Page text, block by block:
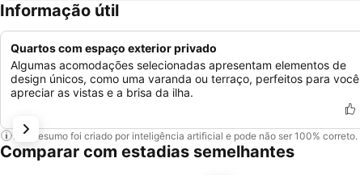
Informação útil
Quartos com espaço exterior privado
Algumas acomodações selecionadas apresentam elementos de
design únicos, como uma varanda ou terraço, perfeitos para você
apreciar as vistas e a brisa da ilha.
Este resumo foi criado por inteligência artificial e pode não ser 100% correto.
Comparar com estadias semelhantes